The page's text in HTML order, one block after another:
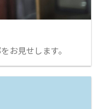
お見せします。